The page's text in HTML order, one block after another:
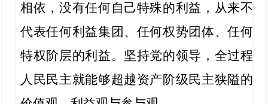
相依，没有任何自己特殊的利益，从来不
代表任何利益集团、任何权势团体、任何
特权阶层的利益。坚持党的领导，全过程
人民民主就能够超越资产阶级民主狭隘的